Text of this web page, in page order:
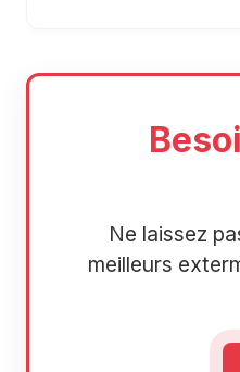
Ne laissez
meilleurs